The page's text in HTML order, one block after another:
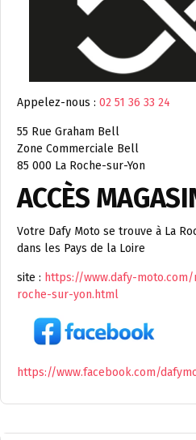
Appelez-nous : 02 51 36 33 24
55 Rue Graham Bell
Zone Commerciale Bell
85 000 La Roche-sur-Yon
ACCÈS
Votre Dafy Moto se trouve à La
dans les Pays de la Loire
site : https://www.dafy-
roche-sur-yon.html
https://www.facebook.com/